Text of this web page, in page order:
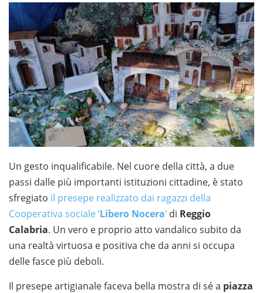
Un gesto inqualificabile. Nel cuore della città, a due
passi dalle più importanti istituzioni cittadine, è stato
sfregiato il presepe realizzato dai ragazzi della
Cooperativa sociale ‘Libero Nocera‘ di Reggio
Calabria. Un vero e proprio atto vandalico subito da
una realtà virtuosa e positiva che da anni si occupa
delle fasce più deboli.
Il presepe artigianale faceva bella mostra di sé a piazza